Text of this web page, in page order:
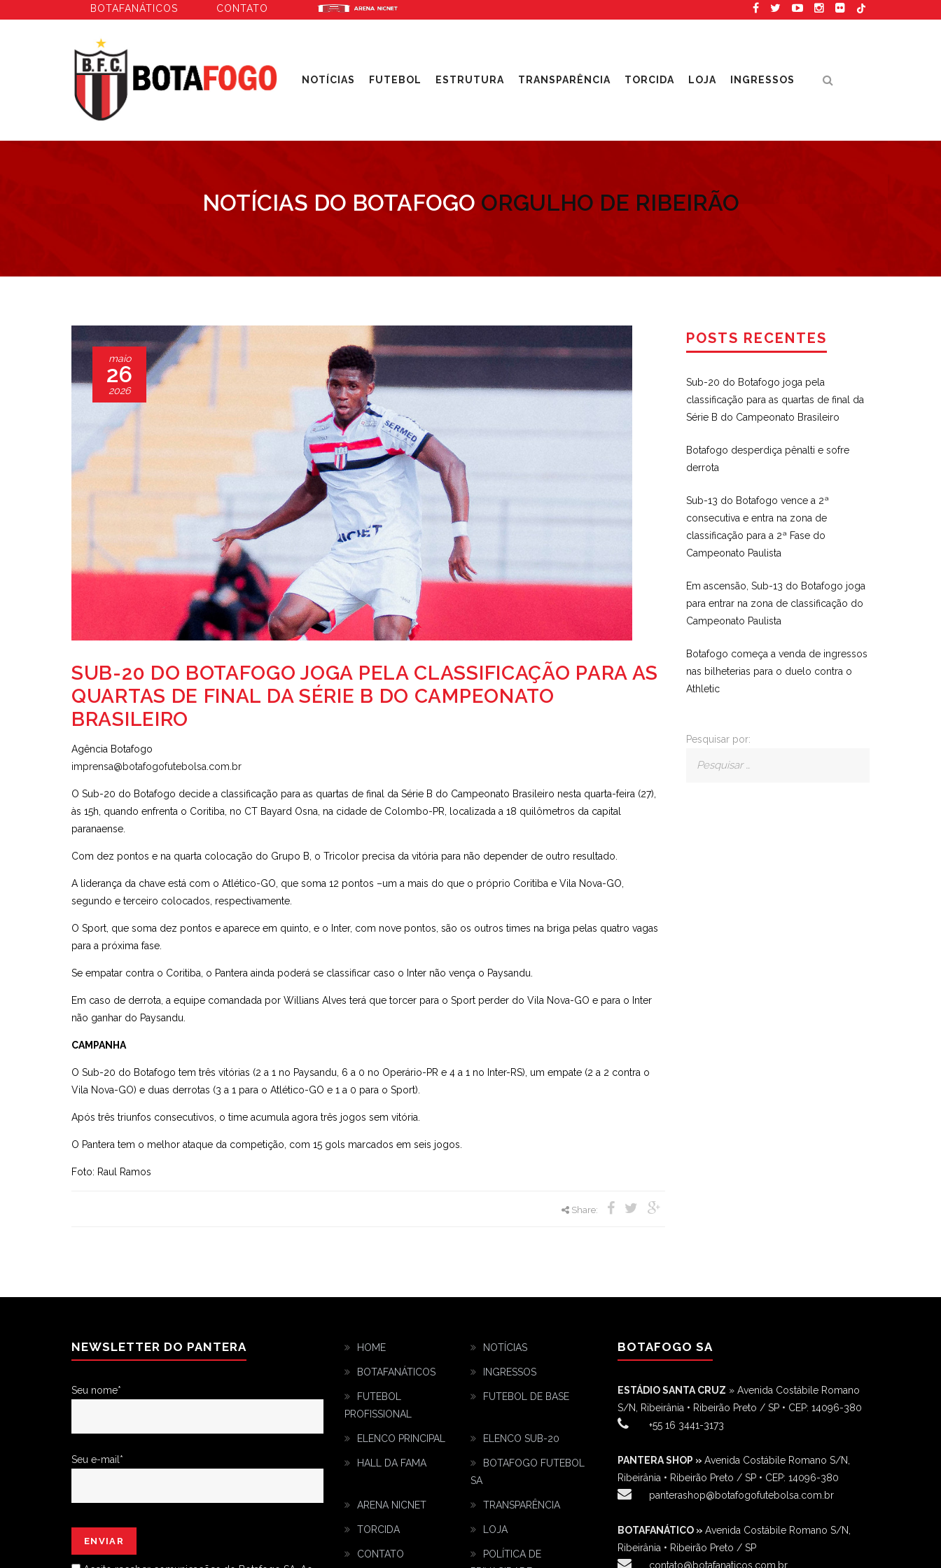
BOTAFANÁTICOS CONTATO
NOTÍCIAS FUTEBOL ESTRUTURA TRANSPARÊNCIA TORCIDA LOJA INGRESSOS
NOTÍCIAS DO BOTAFOGO ORGULHO DE RIBEIRÃO
maio
26
2026
SUB-20 DO BOTAFOGO JOGA PELA CLASSIFICAÇÃO PARA AS
QUARTAS DE FINAL DA SÉRIE B DO CAMPEONATO
BRASILEIRO
Agência Botafogo
imprensa@botafogofutebolsa.com.br
O Sub-20 do Botafogo decide a classificação para as quartas de final da Série B do Campeonato Brasileiro nesta quarta-feira (27),
às 15h, quando enfrenta o Coritiba, no CT Bayard Osna, na cidade de Colombo-PR, localizada a 18 quilômetros da capital
paranaense.
Com dez pontos e na quarta colocação do Grupo B, o Tricolor precisa da vitória para não depender de outro resultado.
A liderança da chave está com o Atlético-GO, que soma 12 pontos –um a mais do que o próprio Coritiba e Vila Nova-GO,
segundo e terceiro colocados, respectivamente.
O Sport, que soma dez pontos e aparece em quinto, e o Inter, com nove pontos, são os outros times na briga pelas quatro vagas
para a próxima fase.
Se empatar contra o Coritiba, o Pantera ainda poderá se classificar caso o Inter não vença o Paysandu.
Em caso de derrota, a equipe comandada por Willians Alves terá que torcer para o Sport perder do Vila Nova-GO e para o Inter
não ganhar do Paysandu.
CAMPANHA
O Sub-20 do Botafogo tem três vitórias (2 a 1 no Paysandu, 6 a 0 no Operário-PR e 4 a 1 no Inter-RS), um empate (2 a 2 contra o
Vila Nova-GO) e duas derrotas (3 a 1 para o Atlético-GO e 1 a 0 para o Sport).
Após três triunfos consecutivos, o time acumula agora três jogos sem vitória.
O Pantera tem o melhor ataque da competição, com 15 gols marcados em seis jogos.
Foto: Raul Ramos
Share:
POSTS RECENTES
Sub-20 do Botafogo joga pela
classificação para as quartas de final da
Série B do Campeonato Brasileiro
Botafogo desperdiça pênalti e sofre
derrota
Sub-13 do Botafogo vence a 2ª
consecutiva e entra na zona de
classificação para a 2ª Fase do
Campeonato Paulista
Em ascensão, Sub-13 do Botafogo joga
para entrar na zona de classificação do
Campeonato Paulista
Botafogo começa a venda de ingressos
nas bilheterias para o duelo contra o
Athletic
Pesquisar por:
NEWSLETTER DO PANTERA
Seu nome*
Seu e-mail*
HOME NOTÍCIAS
BOTAFANÁTICOS INGRESSOS
FUTEBOL
PROFISSIONAL
FUTEBOL DE BASE
ELENCO PRINCIPAL ELENCO SUB-20
HALL DA FAMA
BOTAFOGO FUTEBOL
SA
ARENA NICNET TRANSPARÊNCIA
TORCIDA LOJA
CONTATO
POLÍTICA DE
BOTAFOGO SA
ESTÁDIO SANTA CRUZ » Avenida Costábile Romano
S/N, Ribeirânia • Ribeirão Preto / SP • CEP: 14096-380
‎+55 16 3441-3173
PANTERA SHOP » Avenida Costábile Romano S/N,
Ribeirânia • Ribeirão Preto / SP • CEP: 14096-380
panterashop@botafogofutebolsa.com.br
BOTAFANÁTICO » Avenida Costábile Romano S/N,
Ribeirânia • Ribeirão Preto / SP
contato@botafanaticos.com.br